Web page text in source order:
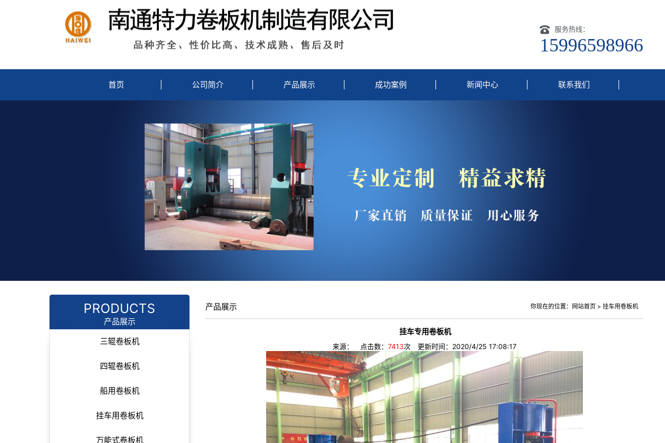
服务热线：
15996598966
首页 公司简介 产品展示 成功案例 新闻中心 联系我们
PRODUCTS
产品展示
三辊卷板机
四辊卷板机
船用卷板机
挂车用卷板机
万能式卷板机
你现在的位置： 网站首页 > 挂车用卷板机
产品展示
挂车专用卷板机
来源： 点击数： 7413次 更新时间：2020/4/25 17:08:17